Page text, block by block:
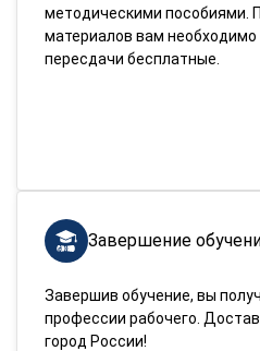
методическими пособиями.
материалов вам
пересдачи бесплатные.
Завершение
Завершив обучение, вы
профессии рабочего.
город России!